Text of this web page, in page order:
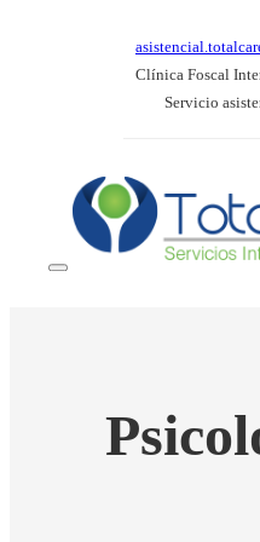
Clínica Foscal
Servicio